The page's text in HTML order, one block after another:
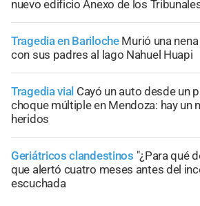
nuevo edificio Anexo de los
Tragedia en Bariloche Murió una
con sus padres al lago Nahuel Huapi
Tragedia vial Cayó un auto desde un
choque múltiple en Mendoza: hay un
heridos
Geriátricos clandestinos "¿Para qué
que alertó cuatro meses antes del
escuchada